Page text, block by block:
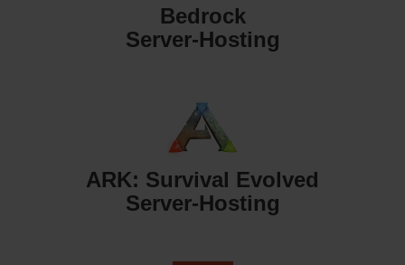
Bedrock
Server-Hosting
ARK: Survival Evolved
Server-Hosting